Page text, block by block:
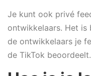
Je kunt ook privé
ontwikkelaars. Het is
de ontwikkelaars je
de TikTok beoordeelt.